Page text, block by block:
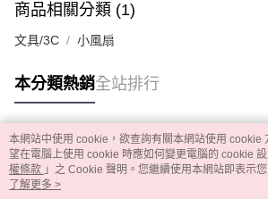
商品相關分類 (1)
文具/3C 小風扇
本分類熱銷全站排行
熱門標籤
本網站中使用 cookie，欲查詢有關本網站使用 cookie
望在電腦上使用 cookie 時應如何變更電腦的 cookie
權條款 」之 Cookie 聲明。您繼續使用本網站即表示
用條款之 Cookie 聲明使用 cookie。
了解更多 >